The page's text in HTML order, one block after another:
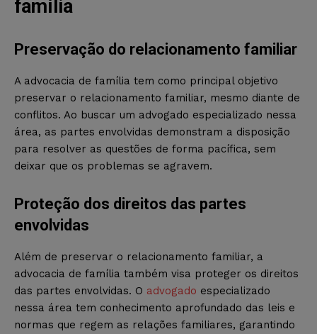
família
Preservação do relacionamento familiar
A advocacia de família tem como principal objetivo
preservar o relacionamento familiar, mesmo diante de
conflitos. Ao buscar um advogado especializado nessa
área, as partes envolvidas demonstram a disposição
para resolver as questões de forma pacífica, sem
deixar que os problemas se agravem.
Proteção dos direitos das partes
envolvidas
Além de preservar o relacionamento familiar, a
advocacia de família também visa proteger os direitos
das partes envolvidas. O advogado especializado
nessa área tem conhecimento aprofundado das leis e
normas que regem as relações familiares, garantindo